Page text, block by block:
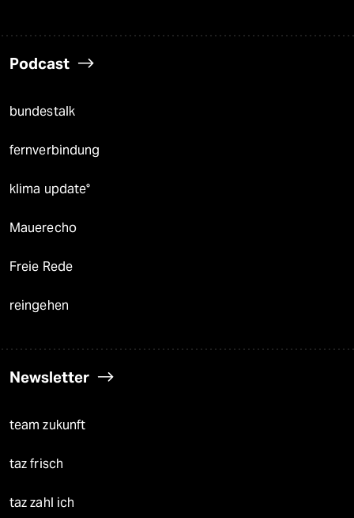
Podcast
bundestalk
fernverbindung
klima update°
Mauerecho
Freie Rede
reingehen
Newsletter
team zukunft
taz frisch
taz zahl ich